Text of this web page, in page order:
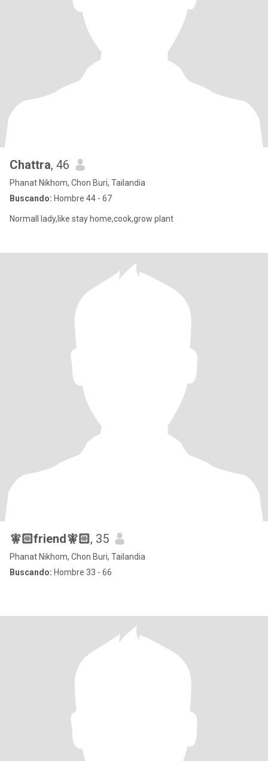
Chattra, 46
Phanat Nikhom, Chon Buri, Tailandia
Buscando: Hombre 44 - 67
Normall lady,like stay home,cook,grow plant
🧚🏻friend🧚🏻, 35
Phanat Nikhom, Chon Buri, Tailandia
Buscando: Hombre 33 - 66